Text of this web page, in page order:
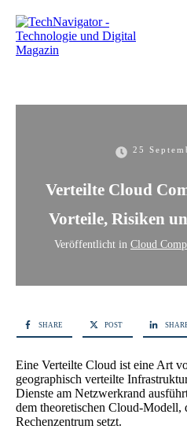
25
Verteilte Cloud
Vorteile, Risiken
Veröffentlicht in Cloud
SHARE POST
Eine Verteilte Cloud ist eine Art
geographisch verteilte
Dienste am Netzwerkrand
dem theoretischen Cloud-Modell,
Rechenzentrum setzt.